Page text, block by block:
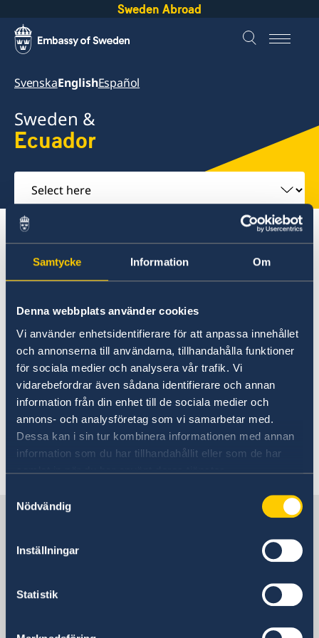
Samtycke Information Om
Denna webbplats använder cookies
Vi använder enhetsidentifierare för att anpassa innehållet
och annonserna till användarna, tillhandahålla funktioner
för sociala medier och analysera vår trafik. Vi
vidarebefordrar även sådana identifierare och annan
information från din enhet till de sociala medier och
annons- och analysföretag som vi samarbetar med.
Dessa kan i sin tur kombinera informationen med annan
information som du har tillhandahållit eller som de har
samlat in när du har använt deras tjänster.
Nödvändig
Inställningar
Statistik
Sweden Abroad
SvenskaEnglishEspañol
Sweden &
Ecuador
Select
here
Going to Sweden?(2)
Moving to someone in Sweden
Ecuador
Going to Sweden?(2)
Visiting Sweden
Moving to someone in Sweden
Apply for a residence permit
Apply for a work permit
Working in Sweden
Studying in Sweden
Moving to someone in
Sweden
No local information is currently available.
Please contact the Embassy for information on
any local conditions. A link to the Embassy is
found at the bottom of the page.
Sweden in Ecuador